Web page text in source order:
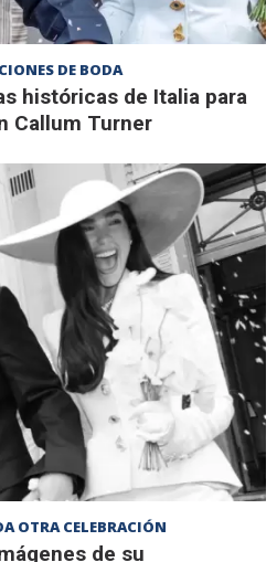
DE BODA
históricas de Italia para
Callum Turner
OTRA CELEBRACIÓN
de su